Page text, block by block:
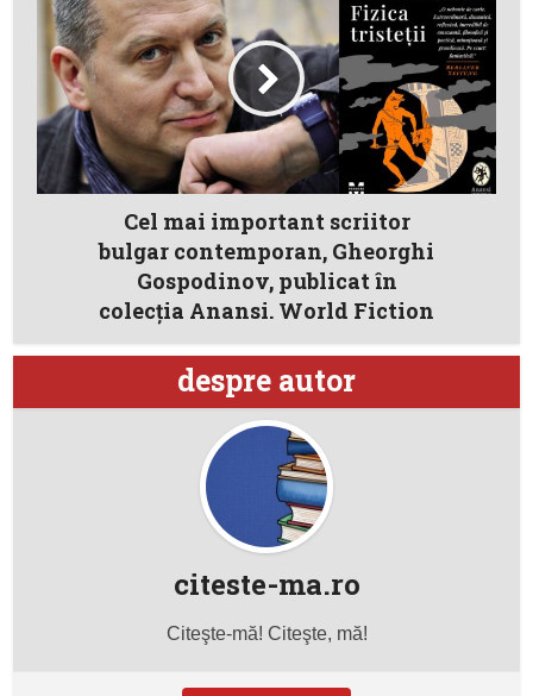
Cel mai important scriitor
bulgar contemporan, Gheorghi
Gospodinov, publicat în
colecția Anansi. World Fiction
despre autor
citeste-ma.ro
Citeşte-mă! Citeşte, mă!